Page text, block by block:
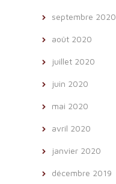
septembre 2020
août 2020
juillet 2020
juin 2020
mai 2020
avril 2020
janvier 2020
décembre 2019